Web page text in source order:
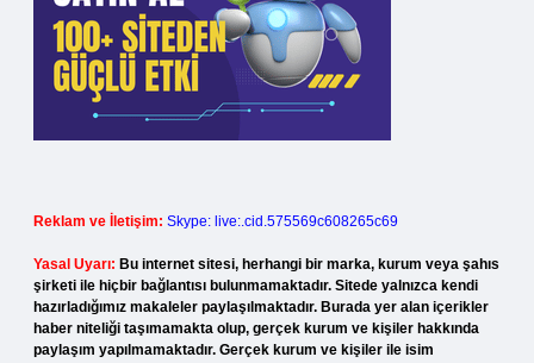
Reklam ve İletişim: Skype: live:.cid.575569c608265c69
Yasal Uyarı: Bu internet sitesi, herhangi bir marka, kurum veya şahıs
şirketi ile hiçbir bağlantısı bulunmamaktadır. Sitede yalnızca kendi
hazırladığımız makaleler paylaşılmaktadır. Burada yer alan içerikler
haber niteliği taşımamakta olup, gerçek kurum ve kişiler hakkında
paylaşım yapılmamaktadır. Gerçek kurum ve kişiler ile isim